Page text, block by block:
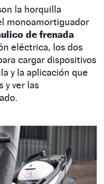
la horquilla
monoamortiguador
de frenada
eléctrica, los dos
cargar dispositivos
y la aplicación que
y ver las